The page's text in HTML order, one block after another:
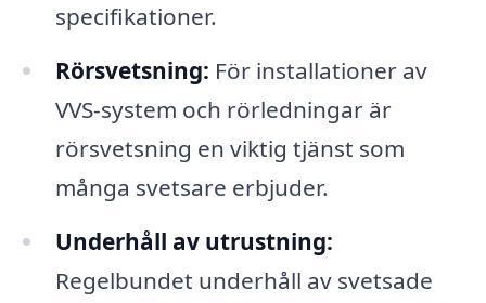
specifikationer.
Rörsvetsning: För installationer av
VVS-system och rörledningar är
rörsvetsning en viktig tjänst som
många svetsare erbjuder.
Underhåll av utrustning:
Regelbundet underhåll av svetsade